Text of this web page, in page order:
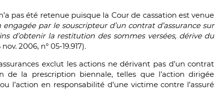
pas été retenue puisque la Cour de cassation est venue
engagée par le souscripteur d’un contrat d’assurance sur
d’obtenir la restitution des sommes versées, dérive du
nov. 2006, n° 05-19.917).
exclut les actions ne dérivant pas d’un contrat
de la prescription biennale, telles que l’action dirigée
l’action en responsabilité d’une victime contre l’assuré